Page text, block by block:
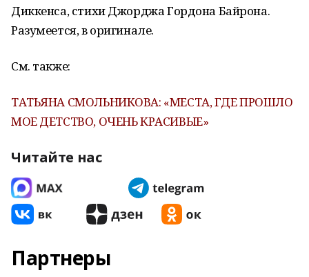
Диккенса, стихи Джорджа Гордона Байрона.
Разумеется, в оригинале.
См. также:
ТАТЬЯНА СМОЛЬНИКОВА: «МЕСТА, ГДЕ ПРОШЛО
МОЕ ДЕТСТВО, ОЧЕНЬ КРАСИВЫЕ»
Читайте нас
Партнеры